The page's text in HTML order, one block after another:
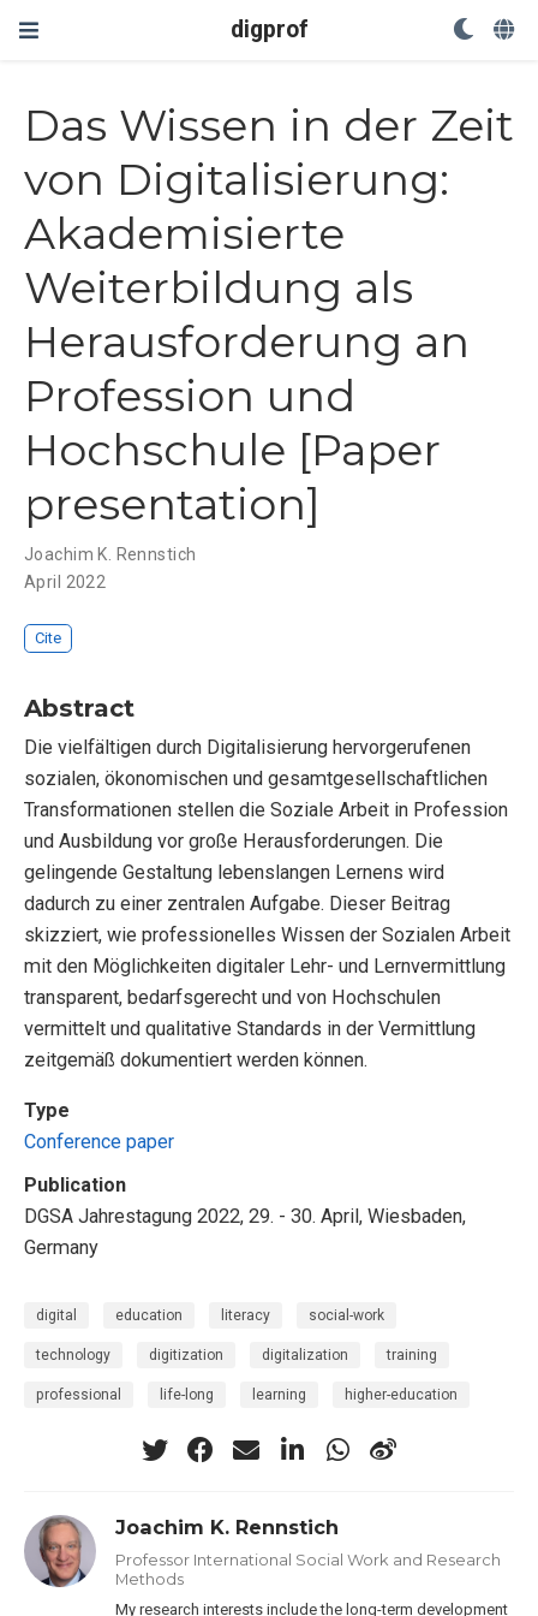
digprof
Das Wissen in der Zeit
von Digitalisierung:
Akademisierte
Weiterbildung als
Herausforderung an
Profession und
Hochschule [Paper
presentation]
Joachim K. Rennstich
April 2022
Cite
Abstract
Die vielfältigen durch Digitalisierung hervorgerufenen
sozialen, ökonomischen und gesamtgesellschaftlichen
Transformationen stellen die Soziale Arbeit in Profession
und Ausbildung vor große Herausforderungen. Die
gelingende Gestaltung lebenslangen Lernens wird
dadurch zu einer zentralen Aufgabe. Dieser Beitrag
skizziert, wie professionelles Wissen der Sozialen Arbeit
mit den Möglichkeiten digitaler Lehr- und Lernvermittlung
transparent, bedarfsgerecht und von Hochschulen
vermittelt und qualitative Standards in der Vermittlung
zeitgemäß dokumentiert werden können.
Type
Conference paper
Publication
DGSA Jahrestagung 2022, 29. - 30. April, Wiesbaden,
Germany
digital education literacy social-work
technology digitization digitalization training
professional life-long learning higher-education
Joachim K. Rennstich
Professor International Social Work and Research
Methods
My research interests include the long-term development